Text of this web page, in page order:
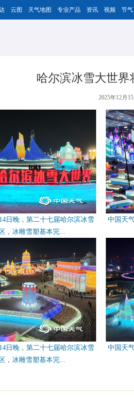
云图 天气地图 专业产品 资讯 视频 节气
哈尔滨冰雪大世界
2025年12月
日晚，第二十七届哈尔滨冰雪
，冰雕雪塑基本完...
中国天
日晚，第二十七届哈尔滨冰雪
，冰雕雪塑基本完...
中国天